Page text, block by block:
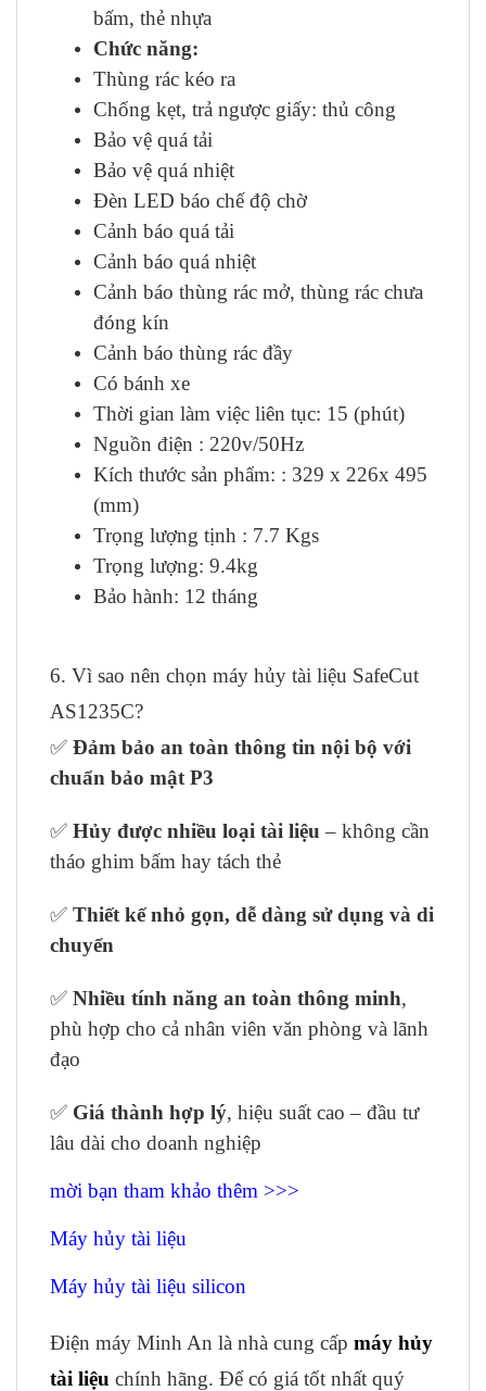
bấm, thẻ nhựa
Chức năng:
Thùng rác kéo ra
Chống kẹt, trả ngược giấy: thủ công
Bảo vệ quá tải
Bảo vệ quá nhiệt
Đèn LED báo chế độ chờ
Cảnh báo quá tải
Cảnh báo quá nhiệt
Cảnh báo thùng rác mở, thùng rác chưa
đóng kín
Cảnh báo thùng rác đầy
Có bánh xe
Thời gian làm việc liên tục: 15 (phút)
Nguồn điện : 220v/50Hz
Kích thước sản phẩm: : 329 x 226x 495
(mm)
Trọng lượng tịnh : 7.7 Kgs
Trọng lượng: 9.4kg
Bảo hành: 12 tháng
6. Vì sao nên chọn máy hủy tài liệu SafeCut
AS1235C?
✅ Đảm bảo an toàn thông tin nội bộ với
chuẩn bảo mật P3
✅ Hủy được nhiều loại tài liệu – không cần
tháo ghim bấm hay tách thẻ
✅ Thiết kế nhỏ gọn, dễ dàng sử dụng và di
chuyển
✅ Nhiều tính năng an toàn thông minh,
phù hợp cho cả nhân viên văn phòng và lãnh
đạo
✅ Giá thành hợp lý, hiệu suất cao – đầu tư
lâu dài cho doanh nghiệp
mời bạn tham khảo thêm >>>
Máy hủy tài liệu
Máy hủy tài liệu silicon
Điện máy Minh An là nhà cung cấp máy hủy
tài liệu chính hãng. Để có giá tốt nhất quý